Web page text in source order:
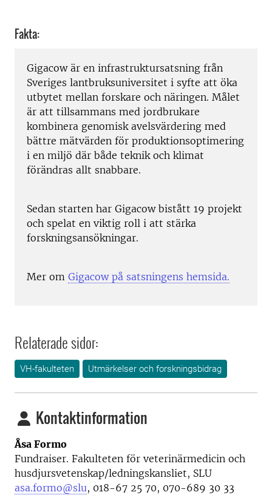
Fakta:
Gigacow är en infrastruktursatsning från
Sveriges lantbruksuniversitet i syfte att öka
utbytet mellan forskare och näringen. Målet
är att tillsammans med jordbrukare
kombinera genomisk avelsvärdering med
bättre mätvärden för produktionsoptimering
i en miljö där både teknik och klimat
förändras allt snabbare.
Sedan starten har Gigacow bistått 19 projekt
och spelat en viktig roll i att stärka
forskningsansökningar.
Mer om Gigacow på satsningens hemsida.
Relaterade sidor:
VH-fakulteten Utmärkelser och forskningsbidrag
Kontaktinformation
Åsa Formo
Fundraiser. Fakulteten för veterinärmedicin och
husdjursvetenskap/ledningskansliet, SLU
asa.formo@slu, 018-67 25 70, 070-689 30 33